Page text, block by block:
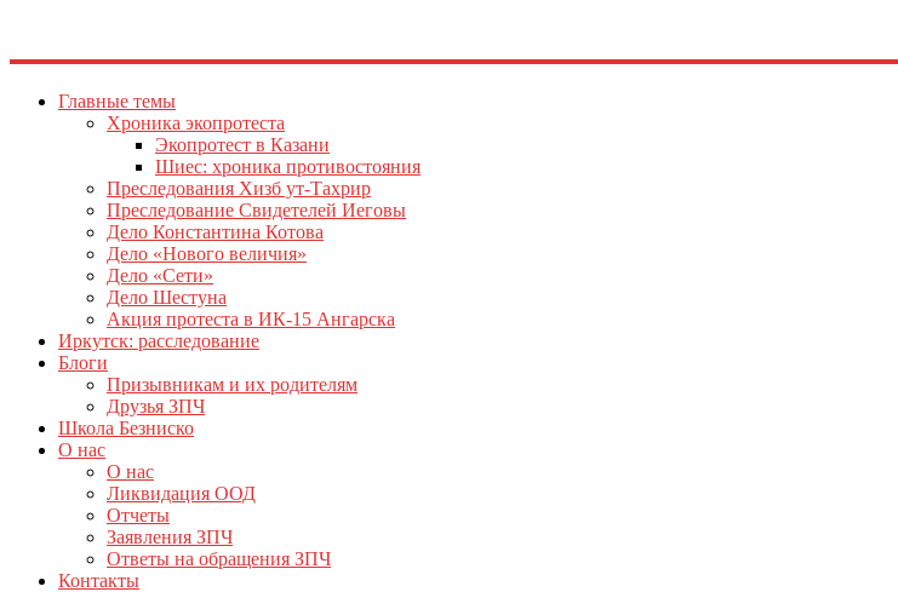
Главные темы
Хроника экопротеста
Экопротест в Казани
Шиес: хроника противостояния
Преследования Хизб ут-Тахрир
Преследование Свидетелей Иеговы
Дело Константина Котова
Дело «Нового величия»
Дело «Сети»
Дело Шестуна
Акция протеста в ИК-15 Ангарска
Иркутск: расследование
Блоги
Призывникам и их родителям
Друзья ЗПЧ
Школа Безниско
О нас
О нас
Ликвидация ООД
Отчеты
Заявления ЗПЧ
Ответы на обращения ЗПЧ
Контакты